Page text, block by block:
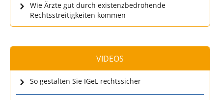
Wie Ärzte gut durch existenzbedrohende
Rechtsstreitigkeiten kommen
VIDEOS
So gestalten Sie IGeL rechtssicher